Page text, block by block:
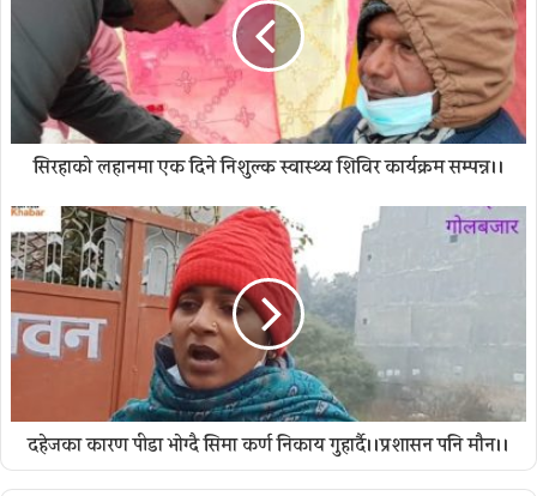
सिरहाको लहानमा एक दिने निशुल्क स्वास्थ्य शिविर कार्यक्रम सम्पन्न।।
दहेजका कारण पीडा भाेग्दै सिमा कर्ण निकाय गुहार्दै।।प्रशासन पनि माैन।।